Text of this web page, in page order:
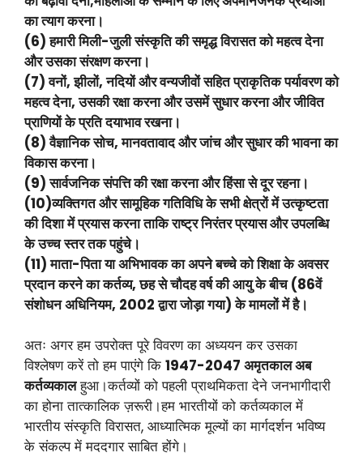
का त्याग करना।
(6) हमारी मिली-जुली संस्कृति की समृद्ध विरासत को महत्व देना
और उसका संरक्षण करना।
(7) वनों, झीलों, नदियों और वन्यजीवों सहित प्राकृतिक पर्यावरण को
महत्व देना, उसकी रक्षा करना और उसमें सुधार करना और जीवित
प्राणियों के प्रति दयाभाव रखना।
(8) वैज्ञानिक सोच, मानवतावाद और जांच और सुधार की भावना का
विकास करना।
(9) सार्वजनिक संपत्ति की रक्षा करना और हिंसा से दूर रहना।
(10)व्यक्तिगत और सामूहिक गतिविधि के सभी क्षेत्रों में उत्कृष्टता
की दिशा में प्रयास करना ताकि राष्ट्र निरंतर प्रयास और उपलब्धि
के उच्च स्तर तक पहुंचे।
(11) माता-पिता या अभिभावक का अपने बच्चे को शिक्षा के अवसर
प्रदान करने का कर्तव्य, छह से चौदह वर्ष की आयु के बीच (86वें
संशोधन अधिनियम, 2002 द्वारा जोड़ा गया) के मामलों में है।
अतः अगर हम उपरोक्त पूरे विवरण का अध्ययन कर उसका
विश्लेषण करें तो हम पाएंगे कि 1947-2047 अमृतकाल अब
कर्तव्यकालहुआ।कर्तव्यों को पहली प्राथमिकता देने जनभागीदारी
का होना तात्कालिक ज़रूरी।हम भारतीयों को कर्तव्यकाल में
भारतीय संस्कृति विरासत, आध्यात्मिक मूल्यों का मार्गदर्शन भविष्य
के संकल्प में मददगार साबित होंगे।